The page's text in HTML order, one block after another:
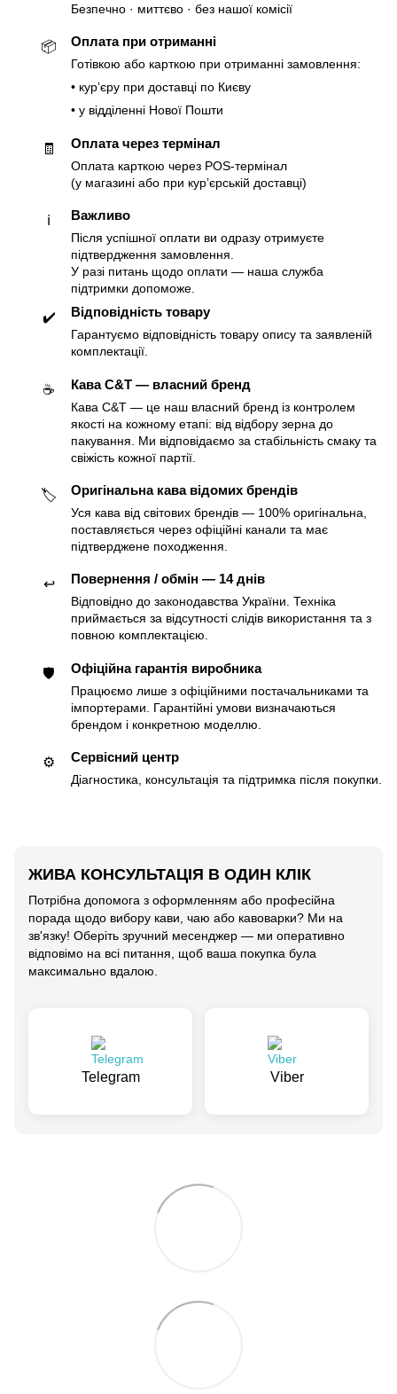
Безпечно · миттєво · без нашої комісії
📦 Оплата при отриманні
Готівкою або карткою при отриманні замовлення:
• курʼєру при доставці по Києву
• у відділенні Нової Пошти
🧾 Оплата через термінал
Оплата карткою через POS-термінал
(у магазині або при курʼєрській доставці)
ℹ️ Важливо
Після успішної оплати ви одразу отримуєте
підтвердження замовлення.
У разі питань щодо оплати — наша служба
підтримки допоможе.
✔️ Відповідність товару
Гарантуємо відповідність товару опису та заявленій
комплектації.
☕️ Кава C&T — власний бренд
Кава C&T — це наш власний бренд із контролем
якості на кожному етапі: від відбору зерна до
пакування. Ми відповідаємо за стабільність смаку та
свіжість кожної партії.
🏷 Оригінальна кава відомих брендів
Уся кава від світових брендів — 100% оригінальна,
поставляється через офіційні канали та має
підтверджене походження.
↩️ Повернення / обмін — 14 днів
Відповідно до законодавства України. Техніка
приймається за відсутності слідів використання та з
повною комплектацією.
🛡 Офіційна гарантія виробника
Працюємо лише з офіційними постачальниками та
імпортерами. Гарантійні умови визначаються
брендом і конкретною моделлю.
⚙️ Сервісний центр
Діагностика, консультація та підтримка після покупки.
ЖИВА КОНСУЛЬТАЦІЯ В ОДИН КЛІК
Потрібна допомога з оформленням або професійна
порада щодо вибору кави, чаю або кавоварки? Ми на
зв'язку! Оберіть зручний месенджер — ми оперативно
відповімо на всі питання, щоб ваша покупка була
максимально вдалою.
Telegram Viber